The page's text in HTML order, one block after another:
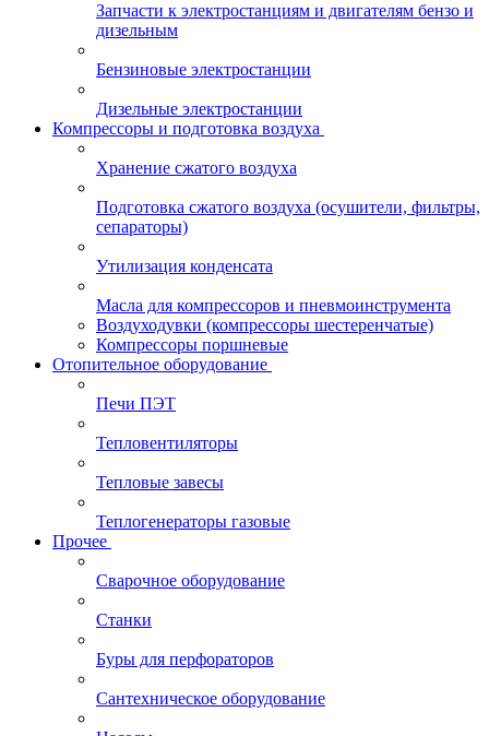
Запчасти к электростанциям и двигателям бензо и
дизельным
Бензиновые электростанции
Дизельные электростанции
Компрессоры и подготовка воздуха
Хранение сжатого воздуха
Подготовка сжатого воздуха (осушители, фильтры,
сепараторы)
Утилизация конденсата
Масла для компрессоров и пневмоинструмента
Воздуходувки (компрессоры шестеренчатые)
Компрессоры поршневые
Отопительное оборудование
Печи ПЭТ
Тепловентиляторы
Тепловые завесы
Теплогенераторы газовые
Прочее
Сварочное оборудование
Станки
Буры для перфораторов
Сантехническое оборудование